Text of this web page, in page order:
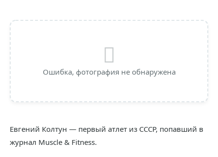
Ошибка, фотография не обнаружена
Евгений Колтун — первый атлет из СССР, попавший в
журнал Muscle & Fitness.